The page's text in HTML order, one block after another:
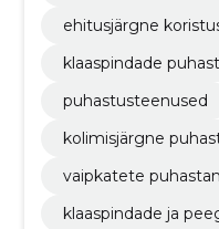
ehitusjärgne
klaaspindade
puhastusteenused
kolimisjärgne
vaipkatete
klaaspindade ja